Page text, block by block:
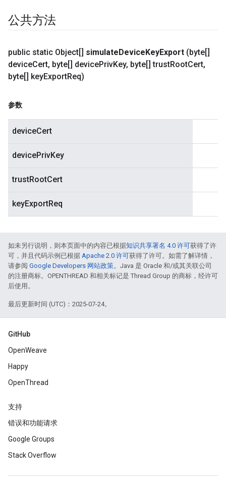
公共方法
public static Object[] simulateDeviceKeyExport (byte[]
deviceCert, byte[] devicePrivKey, byte[] trustRootCert,
byte[] keyExportReq)
参数
deviceCert
devicePrivKey
trustRootCert
keyExportReq
如未另行说明，则本页面中的内容已根据知识共享署名 4.0 许可获得了许
可，并且代码示例已根据 Apache 2.0 许可获得了许可。如需了解详情，
请参阅 Google Developers 网站政策。Java 是 Oracle 和/或其关联公司
的注册商标。OPENTHREAD 和相关标记是 Thread Group 的商标，经许可
后使用。
最后更新时间 (UTC)：2025-07-24。
GitHub
OpenWeave
Happy
OpenThread
支持
错误和功能请求
Google Groups
Stack Overflow